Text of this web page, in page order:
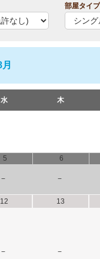
部屋タイプ
水 木
5
−
6
−
12
−
13
−